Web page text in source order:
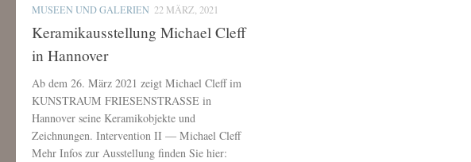
MUSEEN UND GALERIEN 22 MÄRZ, 2021
Keramikausstellung Michael Cleff
in Hannover
Ab dem 26. März 2021 zeigt Michael Cleff im
KUNSTRAUM FRIESENSTRASSE in
Hannover seine Keramikobjekte und
Zeichnungen. Intervention II — Michael Cleff
Mehr Infos zur Ausstellung finden Sie hier: